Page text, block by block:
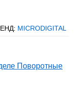
MICRODIGITAL
Поворотные